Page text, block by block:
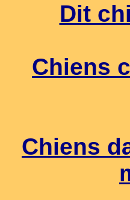
Dit
Chiens
Chiens